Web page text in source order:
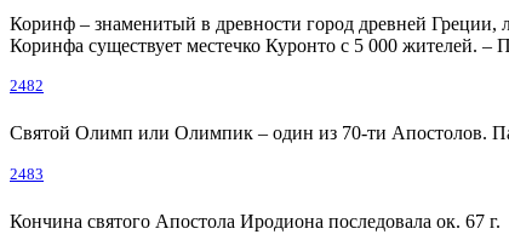
Коринф – знаменитый в древности город древней
Коринфа существует местечко Куронто с 5 000 жителей.
2482
Святой Олимп или Олимпик – один из 70-ти Апостолов.
2483
Кончина святого Апостола Иродиона последовала ок. 67 г.